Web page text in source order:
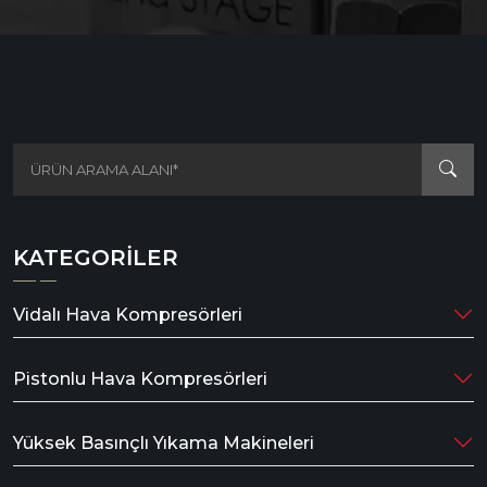
KATEGORILER
Vidalı Hava Kompresörleri
Pistonlu Hava Kompresörleri
Yüksek Basınçlı Yıkama Makineleri